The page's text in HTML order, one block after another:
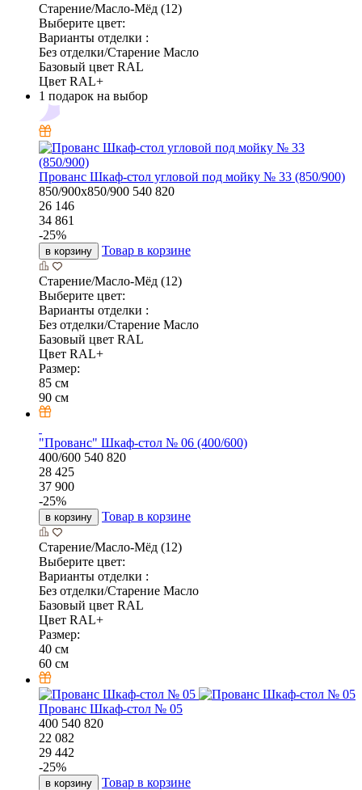
Старение/Масло-Мёд (12)
Выберите цвет:
Варианты отделки :
Без отделки/Старение Масло
Базовый цвет RAL
Цвет RAL+
1 подарок на выбор
Прованс Шкаф-стол угловой под мойку № 33 (850/900)
850/900х850/900 540 820
26 146
34 861
-25%
в корзину Товар в корзине
Старение/Масло-Мёд (12)
Выберите цвет:
Варианты отделки :
Без отделки/Старение Масло
Базовый цвет RAL
Цвет RAL+
Размер:
85 см
90 см
"Прованс" Шкаф-стол № 06 (400/600)
400/600 540 820
28 425
37 900
-25%
в корзину Товар в корзине
Старение/Масло-Мёд (12)
Выберите цвет:
Варианты отделки :
Без отделки/Старение Масло
Базовый цвет RAL
Цвет RAL+
Размер:
40 см
60 см
Прованс Шкаф-стол № 05
400 540 820
22 082
29 442
-25%
в корзину Товар в корзине